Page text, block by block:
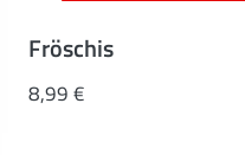
Fröschis
8,99 €